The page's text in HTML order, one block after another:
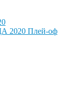
2020 Плей-оф